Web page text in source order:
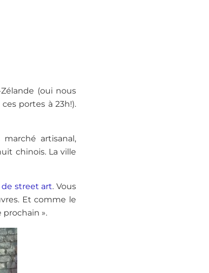
(oui nous
portes à 23h!).
artisanal,
chinois. La ville
street art. Vous
Et comme le
prochain ».